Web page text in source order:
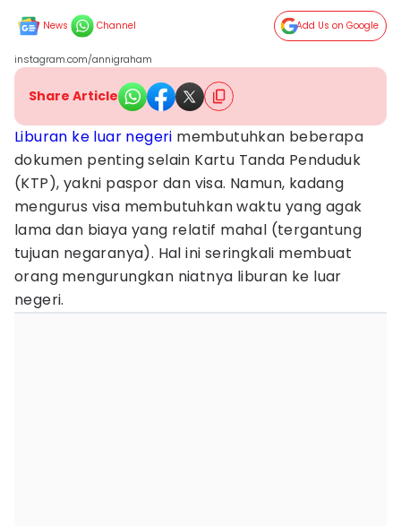
News Channel Add Us on Google
instagram.com/annigraham
Share Article
Liburan ke luar negeri membutuhkan beberapa
dokumen penting selain Kartu Tanda Penduduk
(KTP), yakni paspor dan visa. Namun, kadang
mengurus visa membutuhkan waktu yang agak
lama dan biaya yang relatif mahal (tergantung
tujuan negaranya). Hal ini seringkali membuat
orang mengurungkan niatnya liburan ke luar
negeri.